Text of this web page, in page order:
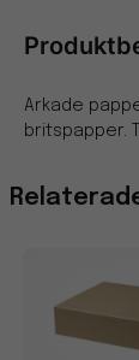
Arkade
britspapper.